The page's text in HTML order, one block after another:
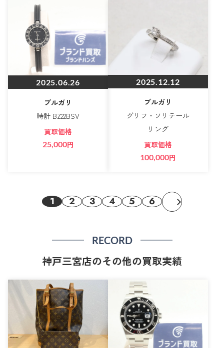
2025.06.26
ブルガリ
時計 BZ22BSV
買取価格
25,000円
2025.12.12
ブルガリ
グリフ・ソリテール
リング
買取価格
100,000円
1 2 3 4 5 6
RECORD
神戸三宮店のその他の買取実績